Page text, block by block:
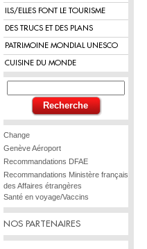
ILS/ELLES FONT LE TOURISME
DES TRUCS ET DES PLANS
PATRIMOINE MONDIAL UNESCO
CUISINE DU MONDE
Change
Genève Aéroport
Recommandations DFAE
Recommandations Ministère français
des Affaires étrangères
Santé en voyage/Vaccins
NOS PARTENAIRES